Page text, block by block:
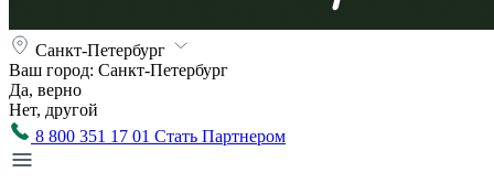
Санкт-Петербург
Ваш город: Санкт-Петербург
Да, верно
Нет, другой
8 800 351 17 01 Стать Партнером